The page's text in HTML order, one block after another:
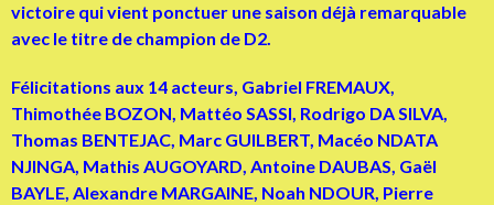
victoire qui vient ponctuer une saison déjà remarquable
avec le titre de champion de D2.
Félicitations aux 14 acteurs, Gabriel FREMAUX,
Thimothée BOZON, Mattéo SASSI, Rodrigo DA SILVA,
Thomas BENTEJAC, Marc GUILBERT, Macéo NDATA
NJINGA, Mathis AUGOYARD, Antoine DAUBAS, Gaël
BAYLE, Alexandre MARGAINE, Noah NDOUR, Pierre